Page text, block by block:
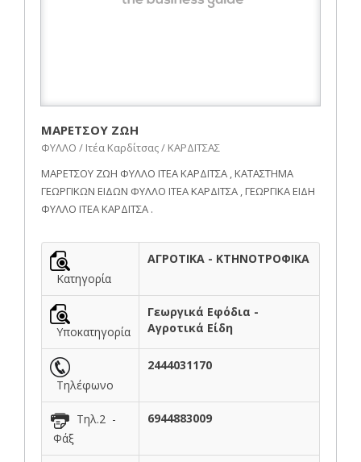
ΜΑΡΕΤΣΟΥ ΖΩΗ
ΦΥΛΛΟ / Ιτέα Καρδίτσας / ΚΑΡΔΙΤΣΑΣ
ΜΑΡΕΤΣΟΥ ΖΩΗ ΦΥΛΛΟ ΙΤΕΑ ΚΑΡΔΙΤΣΑ , ΚΑΤΑΣΤΗΜΑ
ΓΕΩΡΓΙΚΩΝ ΕΙΔΩΝ ΦΥΛΛΟ ΙΤΕΑ ΚΑΡΔΙΤΣΑ , ΓΕΩΡΓΙΚΑ ΕΙΔΗ
ΦΥΛΛΟ ΙΤΕΑ ΚΑΡΔΙΤΣΑ .
Κατηγορία
ΑΓΡΟΤΙΚΑ - ΚΤΗΝΟΤΡΟΦΙΚΑ
Υποκατηγορία
Γεωργικά Εφόδια -
Αγροτικά Είδη
Τηλέφωνο
2444031170
Τηλ.2 -
Φάξ
6944883009